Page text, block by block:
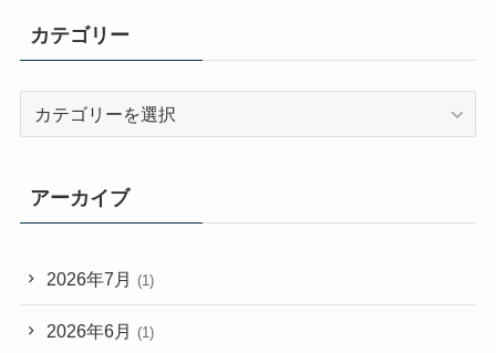
カテゴリー
カ
テ
ー
アーカイブ
2026年7月 (1)
2026年6月 (1)